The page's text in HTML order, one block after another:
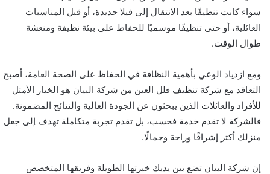
سواء كانت تنظيفًا بعد الانتقال إلى فيلا جديدة، أو قبل المناسبات
العائلية، أو حتى تنظيفًا موسميًا للحفاظ على بيئة نظيفة ومنعشة
طوال الوقت.
ومع ازدياد الوعي بأهمية النظافة في الحفاظ على الصحة العامة، أصبح
التعاقد مع شركة تنظيف فلل العين من شركة البيان هو الخيار الأمثل
للأفراد والعائلات الذين يبحثون عن الجودة العالية والنتائج المضمونة.
فالشركة لا تقدم خدمة فحسب، بل تقدم تجربة متكاملة تهدف إلى جعل
منزلك أكثر إشراقًا وراحة وجمالًا.
إن شركة البيان تضع بين يديك خبرتها الطويلة وفريقها المتخصص